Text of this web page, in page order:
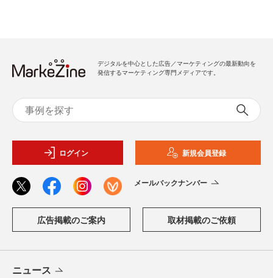
デジタルを中心とした広告／マーケティングの最新動向を
発信するマーケティング専門メディアです。
ログイン 新規会員登録
メールバックナンバー
広告掲載のご案内 取材掲載のご依頼
ニュース